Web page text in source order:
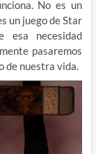
No es un
un juego de Star
esa necesidad
pasaremos
de nuestra vida.